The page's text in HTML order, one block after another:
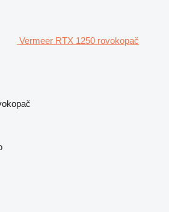
Vermeer RTX 1250 rovokopač